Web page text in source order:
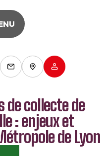
de collecte de
: enjeux et
de Lyon